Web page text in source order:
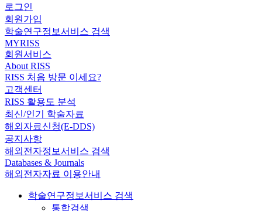
로그인
회원가입
학술연구정보서비스 검색
MYRISS
회원서비스
About RISS
RISS 처음 방문 이세요?
고객센터
RISS 활용도 분석
최신/인기 학술자료
해외자료신청(E-DDS)
공지사항
해외전자정보서비스 검색
Databases & Journals
해외전자자료 이용안내
학술연구정보서비스 검색
통합검색